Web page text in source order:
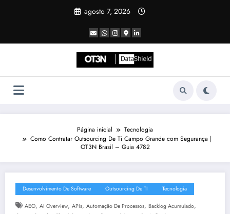
agosto 7, 2026
Página inicial
Tecnologia
Como Contratar Outsourcing De Ti Campo Grande com Segurança |
OT3N Brasil – Guia 4782
Desenvolvimento De Software Outsourcing De TI Tecnologia
AEO, AI Overview, APIs, Automação De Processos, Backlog Acumulado,